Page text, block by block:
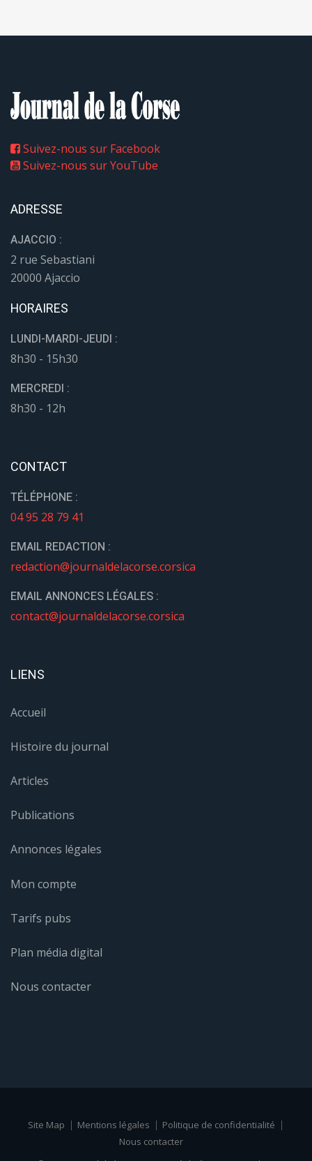
Suivez-nous sur Facebook
Suivez-nous sur YouTube
ADRESSE
AJACCIO :
2 rue Sebastiani
20000 Ajaccio
HORAIRES
LUNDI-MARDI-JEUDI :
8h30 - 15h30
MERCREDI :
8h30 - 12h
CONTACT
TÉLÉPHONE :
04 95 28 79 41
EMAIL REDACTION :
redaction@journaldelacorse.corsica
EMAIL ANNONCES LÉGALES :
contact@journaldelacorse.corsica
LIENS
Accueil
Histoire du journal
Articles
Publications
Annonces légales
Mon compte
Tarifs pubs
Plan média digital
Nous contacter
Site Map Mentions légales
Politique de confidentialité
Nous contacter